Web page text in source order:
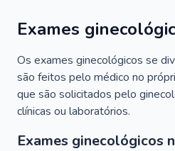
Exames
Os exames ginecológicos se
são feitos pelo médico no
que são solicitados pelo
clínicas ou laboratórios.
Exames ginecológicos